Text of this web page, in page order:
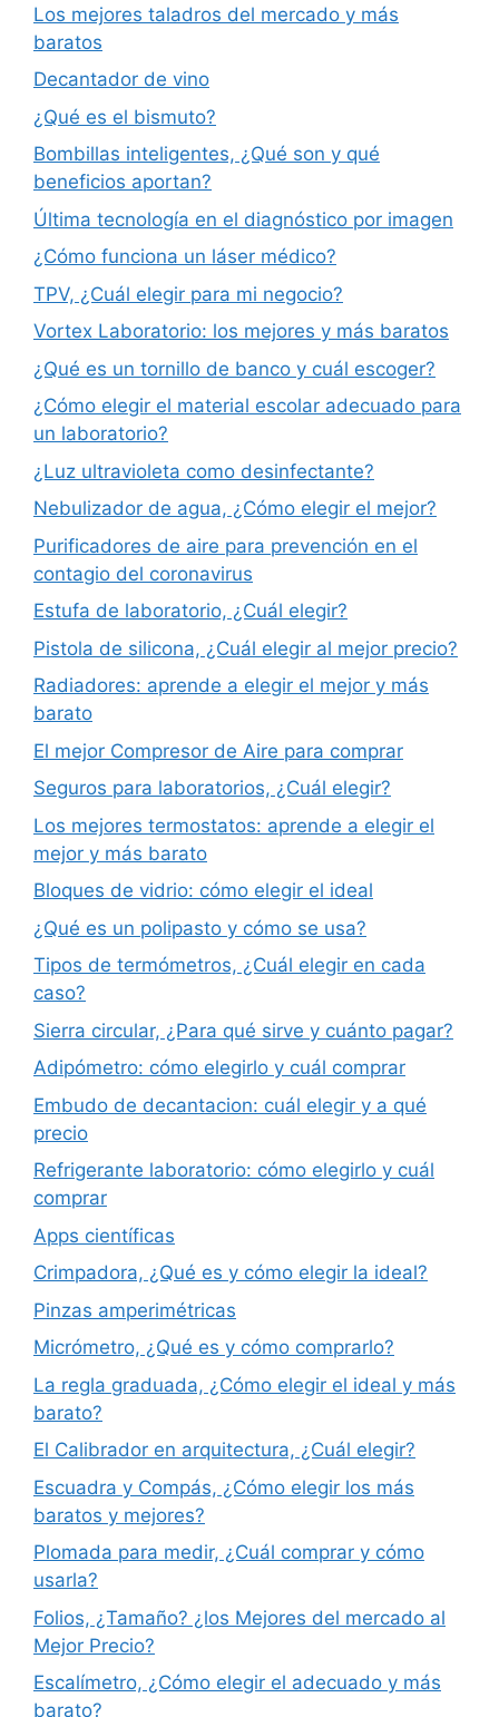
Los mejores taladros del mercado y más
baratos
Decantador de vino
¿Qué es el bismuto?
Bombillas inteligentes, ¿Qué son y qué
beneficios aportan?
Última tecnología en el diagnóstico por imagen
¿Cómo funciona un láser médico?
TPV, ¿Cuál elegir para mi negocio?
Vortex Laboratorio: los mejores y más baratos
¿Qué es un tornillo de banco y cuál escoger?
¿Cómo elegir el material escolar adecuado para
un laboratorio?
¿Luz ultravioleta como desinfectante?
Nebulizador de agua, ¿Cómo elegir el mejor?
Purificadores de aire para prevención en el
contagio del coronavirus
Estufa de laboratorio, ¿Cuál elegir?
Pistola de silicona, ¿Cuál elegir al mejor precio?
Radiadores: aprende a elegir el mejor y más
barato
El mejor Compresor de Aire para comprar
Seguros para laboratorios, ¿Cuál elegir?
Los mejores termostatos: aprende a elegir el
mejor y más barato
Bloques de vidrio: cómo elegir el ideal
¿Qué es un polipasto y cómo se usa?
Tipos de termómetros, ¿Cuál elegir en cada
caso?
Sierra circular, ¿Para qué sirve y cuánto pagar?
Adipómetro: cómo elegirlo y cuál comprar
Embudo de decantacion: cuál elegir y a qué
precio
Refrigerante laboratorio: cómo elegirlo y cuál
comprar
Apps científicas
Crimpadora, ¿Qué es y cómo elegir la ideal?
Pinzas amperimétricas
Micrómetro, ¿Qué es y cómo comprarlo?
La regla graduada, ¿Cómo elegir el ideal y más
barato?
El Calibrador en arquitectura, ¿Cuál elegir?
Escuadra y Compás, ¿Cómo elegir los más
baratos y mejores?
Plomada para medir, ¿Cuál comprar y cómo
usarla?
Folios, ¿Tamaño? ¿los Mejores del mercado al
Mejor Precio?
Escalímetro, ¿Cómo elegir el adecuado y más
barato?